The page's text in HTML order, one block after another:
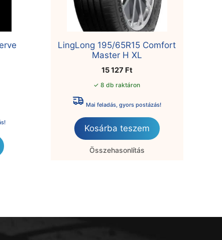
LingLong 195/65R15 Comfort
Master H XL
15 127 Ft
✓ 8 db raktáron
Mai feladás, gyors postázás!
Kosárba teszem
Összehasonlítás